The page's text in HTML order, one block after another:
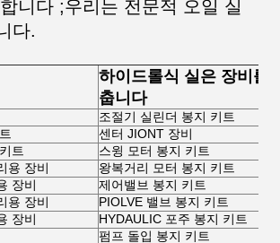
니다 ;우리는 전문적 오일 실
다.
하이드롤식 실은 장비를
춥니다
조절기 실린더 봉지 키트
센터 JIONT 장비
트
스윙 모터 봉지 키트
용 장비
왕복거리 모터 봉지 키트
장비
제어밸브 봉지 키트
용 장비
PIOLVE 밸브 봉지 키트
장비
HYDAULIC 포주 봉지 키트
펌프 돌입 봉지 키트